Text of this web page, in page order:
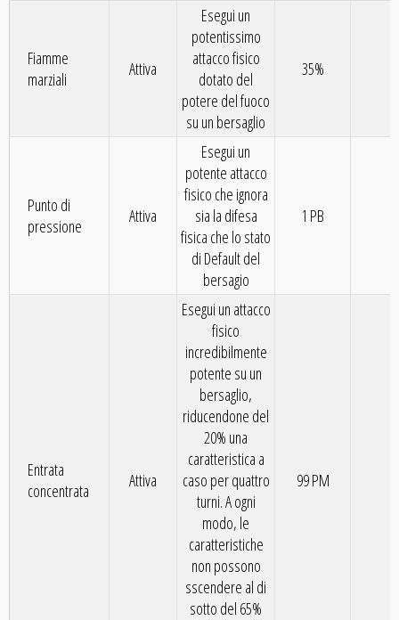
Fiamme
marziali
Attiva
Esegui un
potentissimo
attacco fisico
dotato del
potere del fuoco
su un bersaglio
35%
Punto di
pressione
Attiva
Esegui un
potente attacco
fisico che ignora
sia la difesa
fisica che lo stato
di Default del
bersagio
1 PB
Entrata
concentrata
Attiva
Esegui un attacco
fisico
incredibilmente
potente su un
bersaglio,
riducendone del
20% una
caratteristica a
caso per quattro
turni. A ogni
modo, le
caratteristiche
non possono
sscendere al di
sotto del 65%
99 PM